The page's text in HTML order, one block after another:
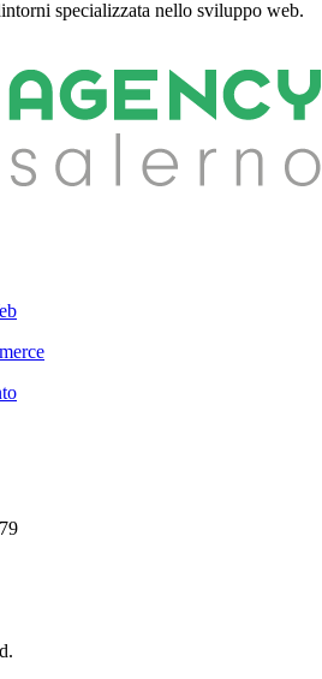
specializzata nello sviluppo web.